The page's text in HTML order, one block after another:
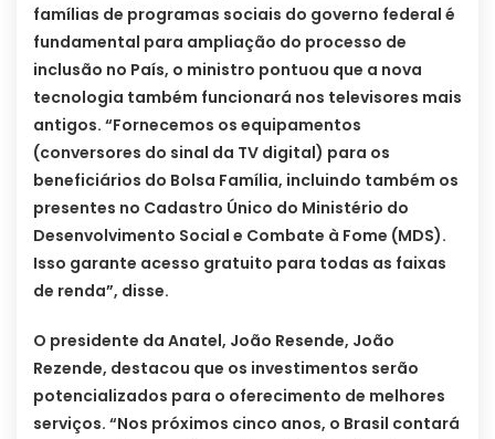
famílias de programas sociais do governo federal é
fundamental para ampliação do processo de
inclusão no País, o ministro pontuou que a nova
tecnologia também funcionará nos televisores mais
antigos. “Fornecemos os equipamentos
(conversores do sinal da TV digital) para os
beneficiários do Bolsa Família, incluindo também os
presentes no Cadastro Único do Ministério do
Desenvolvimento Social e Combate à Fome (MDS).
Isso garante acesso gratuito para todas as faixas
de renda”, disse.
O presidente da Anatel, João Resende, João
Rezende, destacou que os investimentos serão
potencializados para o oferecimento de melhores
serviços. “Nos próximos cinco anos, o Brasil contará